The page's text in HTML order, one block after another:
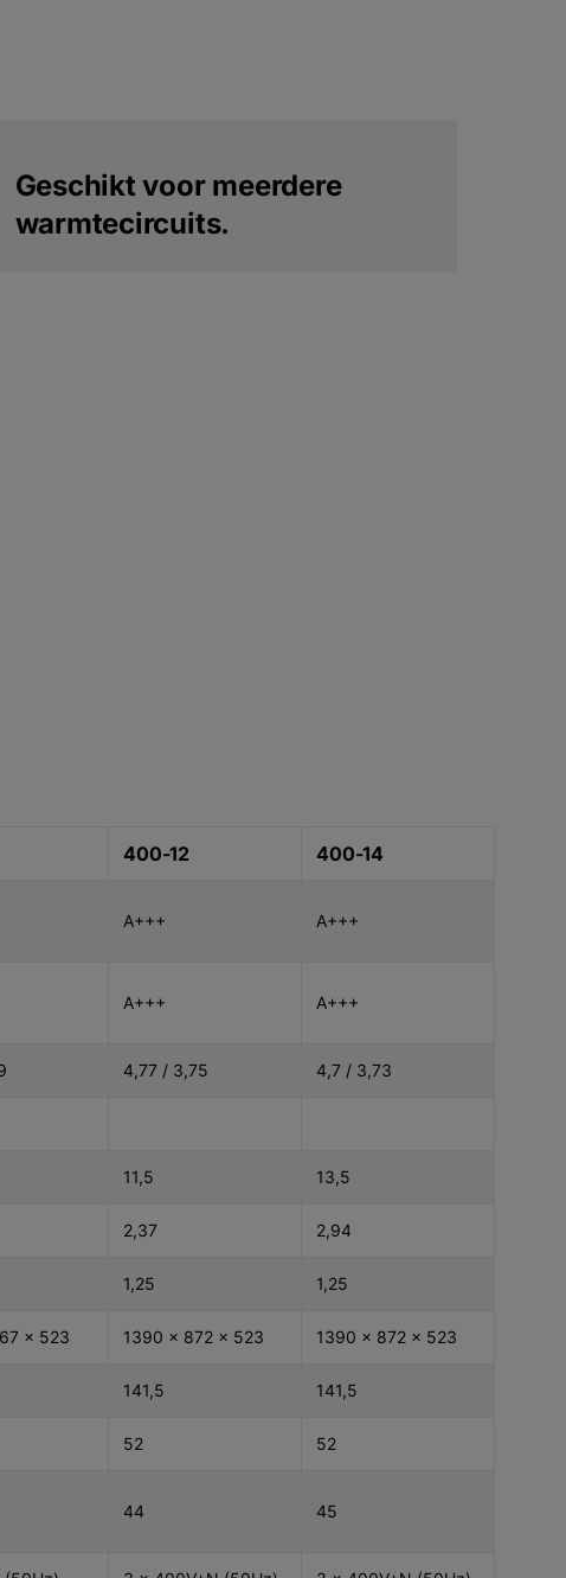
Geschikt voor meerdere
warmtecircuits.
400-12 400-14
A+++ A+++
A+++ A+++
4,77 / 3,75 4,7 / 3,73
11,5 13,5
2,37 2,94
1,25 1,25
x 523 1390 x 872 x 523 1390 x 872 x 523
141,5 141,5
52 52
44 45